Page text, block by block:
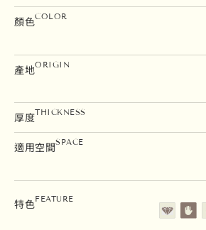
顏色COLOR
產地ORIGIN
厚度THICKNESS
適用空間SPACE
特色FEATURE